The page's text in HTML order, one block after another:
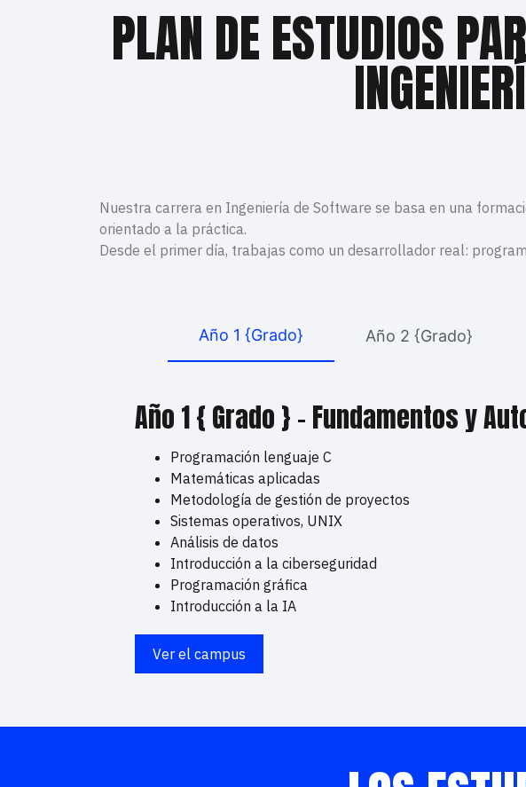
PLAN DE ESTUDIOS
Nuestra carrera en Ingeniería de Software se basa en una
orientado a la práctica.
Desde el primer día, trabajas como un desarrollador real:
Año 1 {Grado} Año 2 {Grado}
Año 1 { Grado } – Fundamentos y
Programación lenguaje C
Matemáticas aplicadas
Metodología de gestión de proyectos
Sistemas operativos, UNIX
Análisis de datos
Introducción a la ciberseguridad
Programación gráfica
Introducción a la IA
Ver el campus